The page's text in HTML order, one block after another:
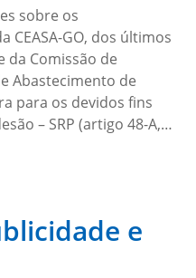
sobre os
GO, dos últimos
da Comissão de
Abastecimento de
para os devidos fins
– SRP (artigo 48-A,…
e